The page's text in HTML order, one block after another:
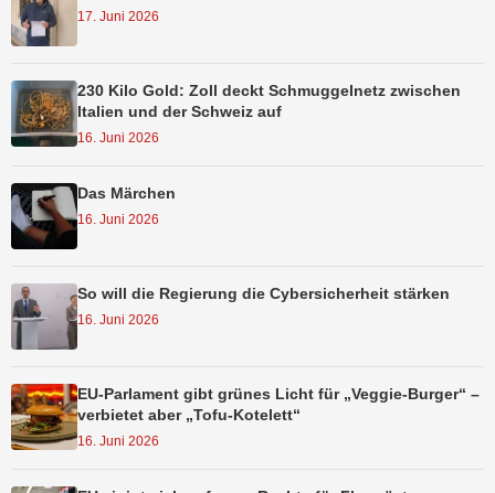
17. Juni 2026
230 Kilo Gold: Zoll deckt Schmuggelnetz zwischen
Italien und der Schweiz auf
16. Juni 2026
Das Märchen
16. Juni 2026
So will die Regierung die Cybersicherheit stärken
16. Juni 2026
EU-Parlament gibt grünes Licht für „Veggie-Burger“ –
verbietet aber „Tofu-Kotelett“
16. Juni 2026